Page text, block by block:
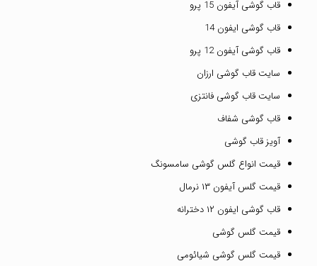
قاب گوشی آیفون 15 پرو
قاب گوشی ایفون 14
قاب گوشی آیفون 12 پرو
سایت قاب گوشی ارزان
سایت قاب گوشی فانتزی
قاب گوشی شفاف
آویز قاب گوشی
قیمت انواع گلس گوشی سامسونگ
قیمت گلس آیفون ۱۳ نرمال
قاب گوشی ایفون ۱۲ دخترانه
قیمت گلس گوشی
قیمت گلس گوشی شیائومی